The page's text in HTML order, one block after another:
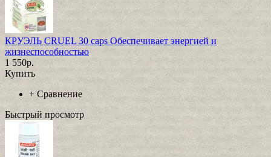
КРУЭЛЬ CRUEL 30 caps Обеспечивает энергией и
жизнеспособностью
1 550р.
Купить
+ Сравнение
Быстрый просмотр